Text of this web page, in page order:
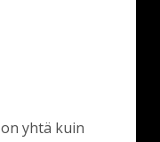
yhtä kuin